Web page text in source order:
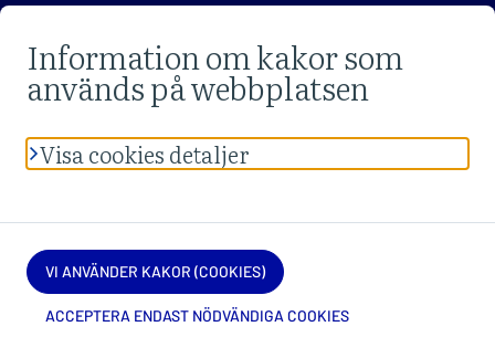
Se tjänstensdataskyddsbeskrivningarnaoch
Gefeedbackom webbplatsen eller om tillgänglighet.